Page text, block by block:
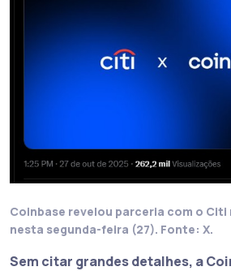
Coinbase revelou parceria com o Citi
nesta segunda-feira (27). Fonte: X.
Sem citar grandes detalhes, a